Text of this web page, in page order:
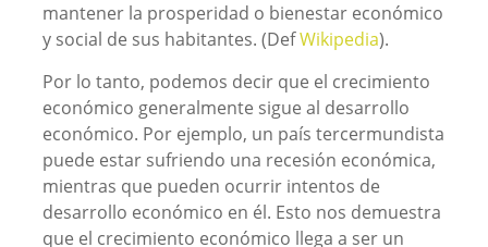
mantener la prosperidad o bienestar económico
y social de sus habitantes. (DefWikipedia).
Por lo tanto, podemos decir que el crecimiento
económico generalmente sigue al desarrollo
económico. Por ejemplo, un país tercermundista
puede estar sufriendo una recesión económica,
mientras que pueden ocurrir intentos de
desarrollo económico en él. Esto nos demuestra
que el crecimiento económico llega a ser un